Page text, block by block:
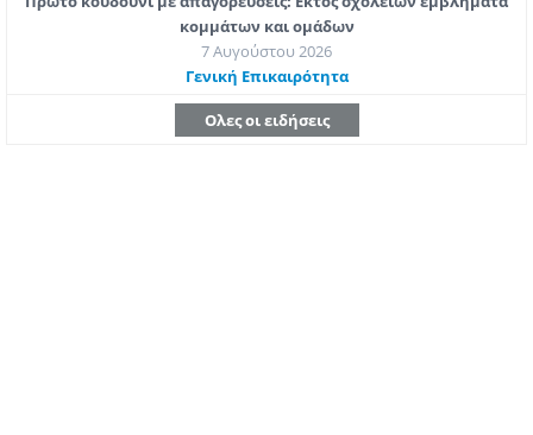
κομμάτων και ομάδων
7 Αυγούστου 2026
Γενική Επικαιρότητα
Ολες οι ειδήσεις